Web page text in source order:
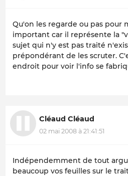
Qu'on les regarde ou pas pour
important car il représente la
sujet qui n'y est pas traité
prépondérant de les scruter.
endroit pour voir l'info se
Cléaud Cléaud
02 mai 2008 à 21:41:51
Indépendemment de tout
beaucoup vos feuilles sur le